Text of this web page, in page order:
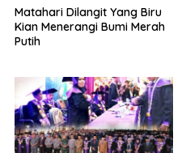
Matahari Dilangit Yang Biru
Kian Menerangi Bumi Merah
Putih